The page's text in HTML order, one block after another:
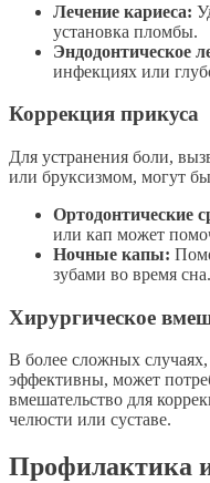
Лечение кариеса:
установка пломбы.
Эндодонтическое
инфекциях или
Коррекция прикуса
Для устранения боли,
или бруксизмом, могут
Ортодонтические
или кап может
Ночные капы:
зубами во время сна.
Хирургическое
В более сложных
эффективны, может
вмешательство для
челюсти или суставе.
Профилактика